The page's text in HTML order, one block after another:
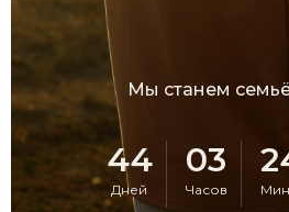
Мы станем
44
Дней
03
Часов